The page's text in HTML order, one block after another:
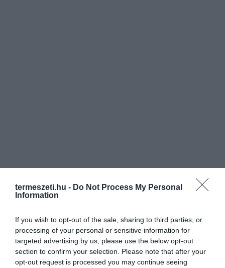
termeszeti.hu - Do Not Process My Personal
Information
If you wish to opt-out of the sale, sharing to third parties, or
processing of your personal or sensitive information for
targeted advertising by us, please use the below opt-out
section to confirm your selection. Please note that after your
opt-out request is processed you may continue seeing